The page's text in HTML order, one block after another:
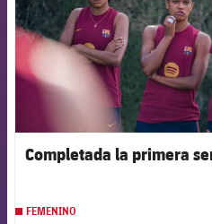
Completada la primera
FEMENINO